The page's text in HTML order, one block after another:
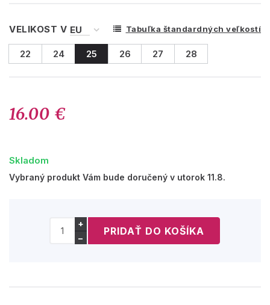
VELIKOST V Tabuľka štandardných veľkostí
22 24 25 26 27 28
16.00 €
Skladom
Vybraný produkt Vám bude doručený v utorok 11.8.
+
−